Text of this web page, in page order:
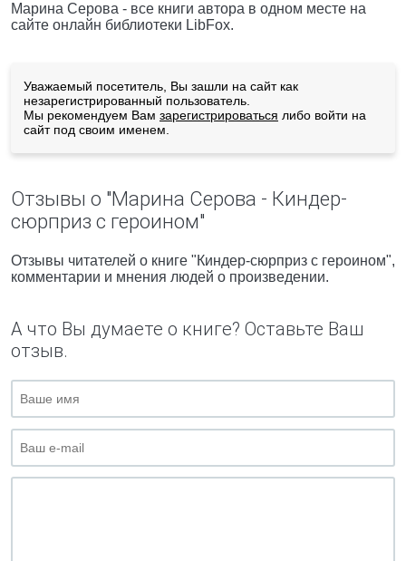
Марина Серова - все книги автора в одном месте на
сайте онлайн библиотеки LibFox.
Уважаемый посетитель, Вы зашли на сайт как
незарегистрированный пользователь.
Мы рекомендуем Вам зарегистрироваться либо войти на
сайт под своим именем.
Отзывы о "Марина Серова - Киндер-
сюрприз с героином"
Отзывы читателей о книге "Киндер-сюрприз с героином",
комментарии и мнения людей о произведении.
А что Вы думаете о книге? Оставьте Ваш
отзыв.